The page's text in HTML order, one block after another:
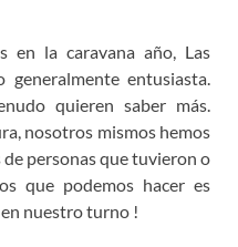
en la caravana año, Las
generalmente entusiasta.
quieren saber más.
nosotros mismos hemos
personas que tuvieron o
que podemos hacer es
nuestro turno !